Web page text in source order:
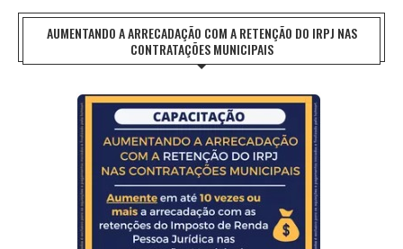
AUMENTANDO A ARRECADAÇÃO COM A RETENÇÃO DO IRPJ NAS
CONTRATAÇÕES MUNICIPAIS